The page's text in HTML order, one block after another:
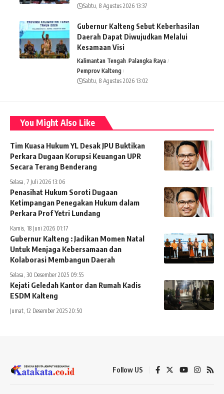
Sabtu, 8 Agustus 2026 13:37
Gubernur Kalteng Sebut Keberhasilan
Daerah Dapat Diwujudkan Melalui
Kesamaan Visi
Kalimantan Tengah Palangka Raya
Pemprov Kalteng
Sabtu, 8 Agustus 2026 13:02
You Might Also Like
Tim Kuasa Hukum YL Desak JPU Buktikan
Perkara Dugaan Korupsi Keuangan UPR
Secara Terang Benderang
Selasa, 7 Juli 2026 13:06
Penasihat Hukum Soroti Dugaan
Ketimpangan Penegakan Hukum dalam
Perkara Prof Yetri Lundang
Kamis, 18 Juni 2026 01:17
Gubernur Kalteng : Jadikan Momen Natal
Untuk Menjaga Kebersamaan dan
Kolaborasi Membangun Daerah
Selasa, 30 Desember 2025 09:55
Kejati Geledah Kantor dan Rumah Kadis
ESDM Kalteng
Jumat, 12 Desember 2025 20:50
Follow US